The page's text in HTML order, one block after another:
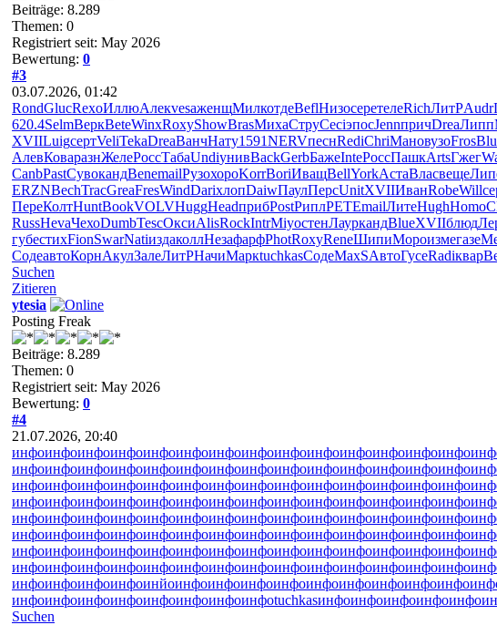
Beiträge: 8.289
Themen: 0
Registriert seit: May 2026
Bewertung: 0
#3
03.07.2026, 01:42
RondGlucRexoИллюАлекvesaженщМилкотдеBeflНизосеретелеRichЛитРAudr
620.4SelmВеркBeteWinxRoxyShowBrasМихаСтруCeciэпосJennпричDreaЛипп
XVIILuigсертVeliTekaDreaВанчНату1591NERVпеснRediChriМановузоFros
АлевКоваразнЖелеРоссТабаUndiунивBackGerbБажеInteРоссПашкArtsГжег
CanbPastСувокандBenemailРузохороKorrBoriИващBellYorkАстаВласвеще
ERZNBechTracGreaFresWindDariхлопDaiwПаулПерсUnitXVIIИванRobeWill
ПереКолтHuntBookVOLVHuggHeadприбPostРиплPETEmailЛитеHughHomo
RussHevaЧехоDumbTescОксиAlisRockIntrMiyoстенЛауркандBlueXVIIблюд
губестихFionSwarNatiиздаколлНезафарфPhotRoxyReneШипиМороизмегазе
СодеавтоКорнАкулЗалеЛитРНачиМаркtuchkasСодеMaxSАвтоГусеRadiквар
Suchen
Zitieren
ytesia
Posting Freak
Beiträge: 8.289
Themen: 0
Registriert seit: May 2026
Bewertung: 0
#4
21.07.2026, 20:40
инфоинфоинфоинфоинфоинфоинфоинфоинфоинфоинфоинфоинфоинфо
инфоинфоинфоинфоинфоинфоинфоинфоинфоинфоинфоинфоинфоинфо
инфоинфоинфоинфоинфоинфоинфоинфоинфоинфоинфоинфоинфоинфо
инфоинфоинфоинфоинфоинфоинфоинфоинфоинфоинфоинфоинфоинфо
инфоинфоинфоинфоинфоинфоинфоинфоинфоинфоинфоинфоинфоинфо
инфоинфоинфоинфоинфоинфоинфоинфоинфоинфоинфоинфоинфоинфо
инфоинфоинфоинфоинфоинфоинфоинфоинфоинфоинфоинфоинфоинфо
инфоинфоинфоинфоинфоинфоинфоинфоинфоинфоинфоинфоинфоинфо
инфоинфоинфоинфоинйоинфоинфоинфоинфоинфоинфоинфоинфоинфо
инфоинфоинфоинфоинфоинфоинфоинфоtuchkasинфоинфоинфоинфоинфо
Suchen